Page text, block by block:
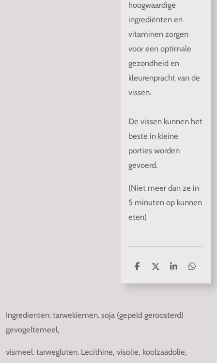
hoogwaardige
ingrediënten en
vitaminen zorgen
voor een optimale
gezondheid en
kleurenpracht van de
vissen.
De vissen kunnen het
beste in kleine
porties worden
gevoerd.
(Niet meer dan ze in
5 minuten op kunnen
eten)
D
l
D
e
S
a
D
l
Ingredienten: tarwekiemen. soja (gepeld geroosterd)
gevogeltemeel,
vismeel. tarwegluten. Lecithine, visolie, koolzaadolie,